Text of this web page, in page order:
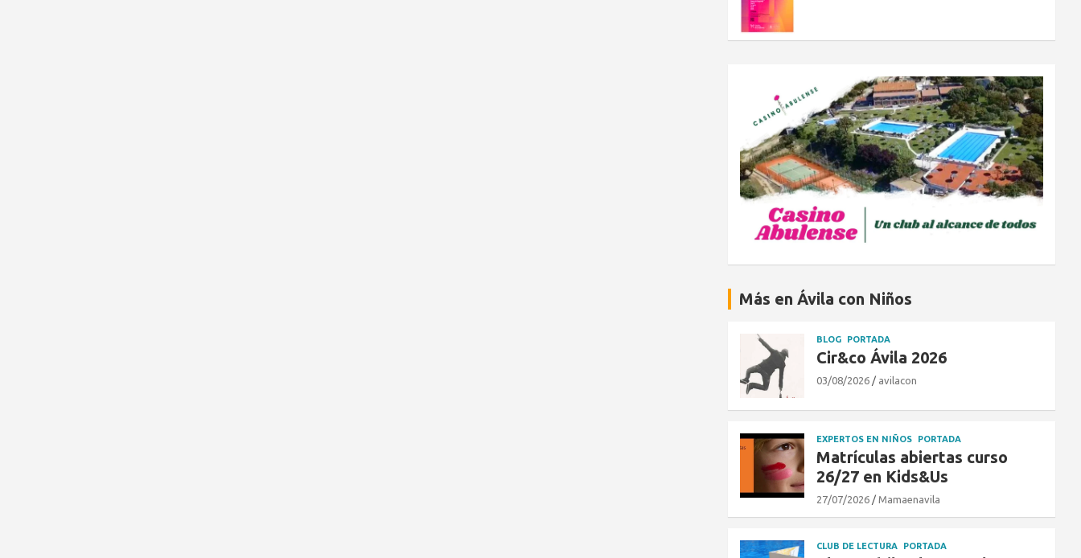
Más en Ávila con Niños
BLOG PORTADA
Cir&co Ávila 2026
03/08/2026 avilacon
EXPERTOS EN NIÑOS PORTADA
Matrículas abiertas curso
26/27 en Kids&Us
27/07/2026 Mamaenavila
CLUB DE LECTURA PORTADA